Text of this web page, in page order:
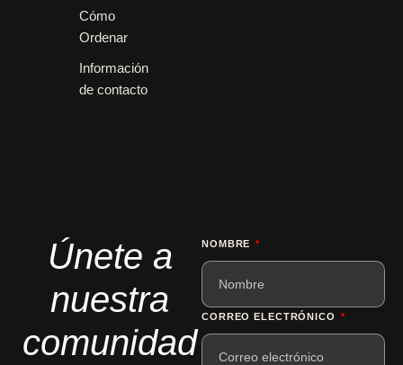
Cómo
Ordenar
Información
de contacto
Únete a
nuestra
comunidad
NOMBRE
CORREO ELECTRÓNICO